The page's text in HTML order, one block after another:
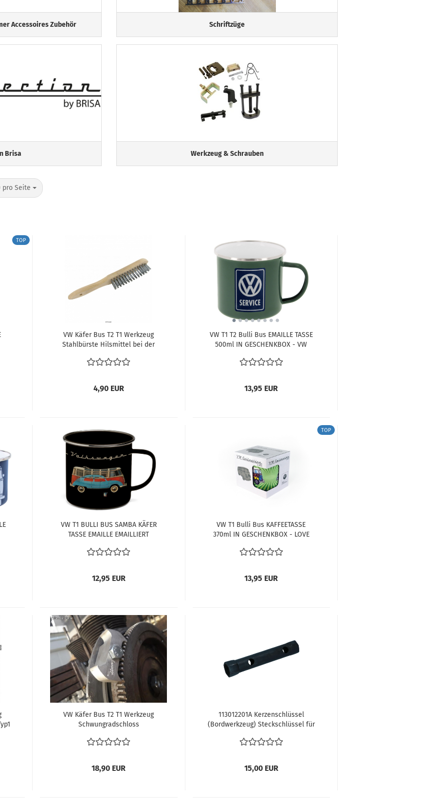
Accessoires Zubehör Schriftzüge
Brisa Werkzeug & Schrauben
pro Seite
Seite
TOP
VW Käfer Bus T2 T1 Werkzeug
Stahlbürste Hilsmittel bei der
Stahl glatt 0,35mm, 3-reihig
4,90 EUR
VW T1 T2 Bulli Bus EMAILLE TASSE
500ml IN GESCHENKBOX - VW
13,95 EUR
VW T1 BULLI BUS SAMBA KÄFER
TASSE EMAILLE EMAILLIERT
12,95 EUR
TOP
VW T1 Bulli Bus KAFFEETASSE
370ml IN GESCHENKBOX - LOVE
Fan
13,95 EUR
VW Käfer Bus T2 T1 Werkzeug
Schwungradschloss
Schwung Rad feststellen
18,90 EUR
113012201A Kerzenschlüssel
(Bordwerkzeug) Steckschlüssel für
T2 Käfer
15,00 EUR